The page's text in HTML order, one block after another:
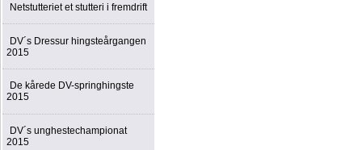
Netstutteriet et stutteri i fremdrift
DV´s Dressur hingsteårgangen
2015
De kårede DV-springhingste
2015
DV´s unghestechampionat
2015